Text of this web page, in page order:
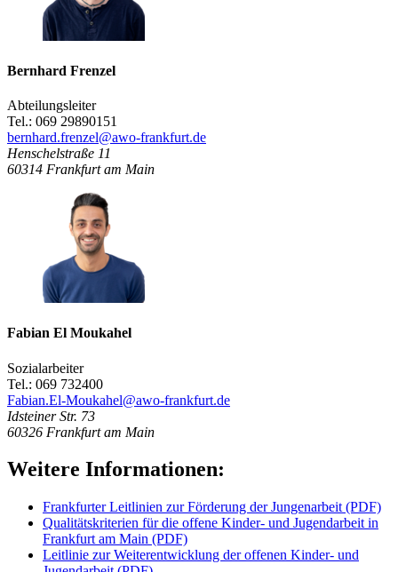
Bernhard Frenzel
Abteilungsleiter
Tel.: 069 29890151
bernhard.frenzel@awo-frankfurt.de
Henschelstraße 11
60314 Frankfurt am Main
Fabian El Moukahel
Sozialarbeiter
Tel.: 069 732400
Fabian.El-Moukahel@awo-frankfurt.de
Idsteiner Str. 73
60326 Frankfurt am Main
Weitere Informationen:
Frankfurter Leitlinien zur Förderung der Jungenarbeit (PDF)
Qualitätskriterien für die offene Kinder- und Jugendarbeit in
Frankfurt am Main (PDF)
Leitlinie zur Weiterentwicklung der offenen Kinder- und